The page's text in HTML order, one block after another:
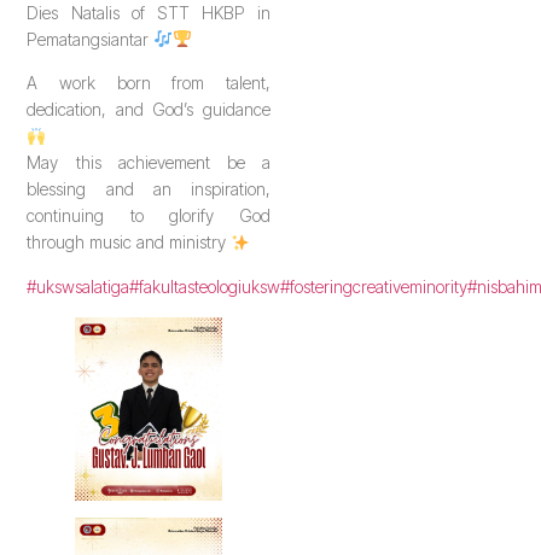
Dies Natalis of STT HKBP in
Pematangsiantar
A work born from talent,
dedication, and God’s guidance
May this achievement be a
blessing and an inspiration,
continuing to glorify God
through music and ministry
#ukswsalatiga#fakultasteologiuksw#fosteringcreativeminority